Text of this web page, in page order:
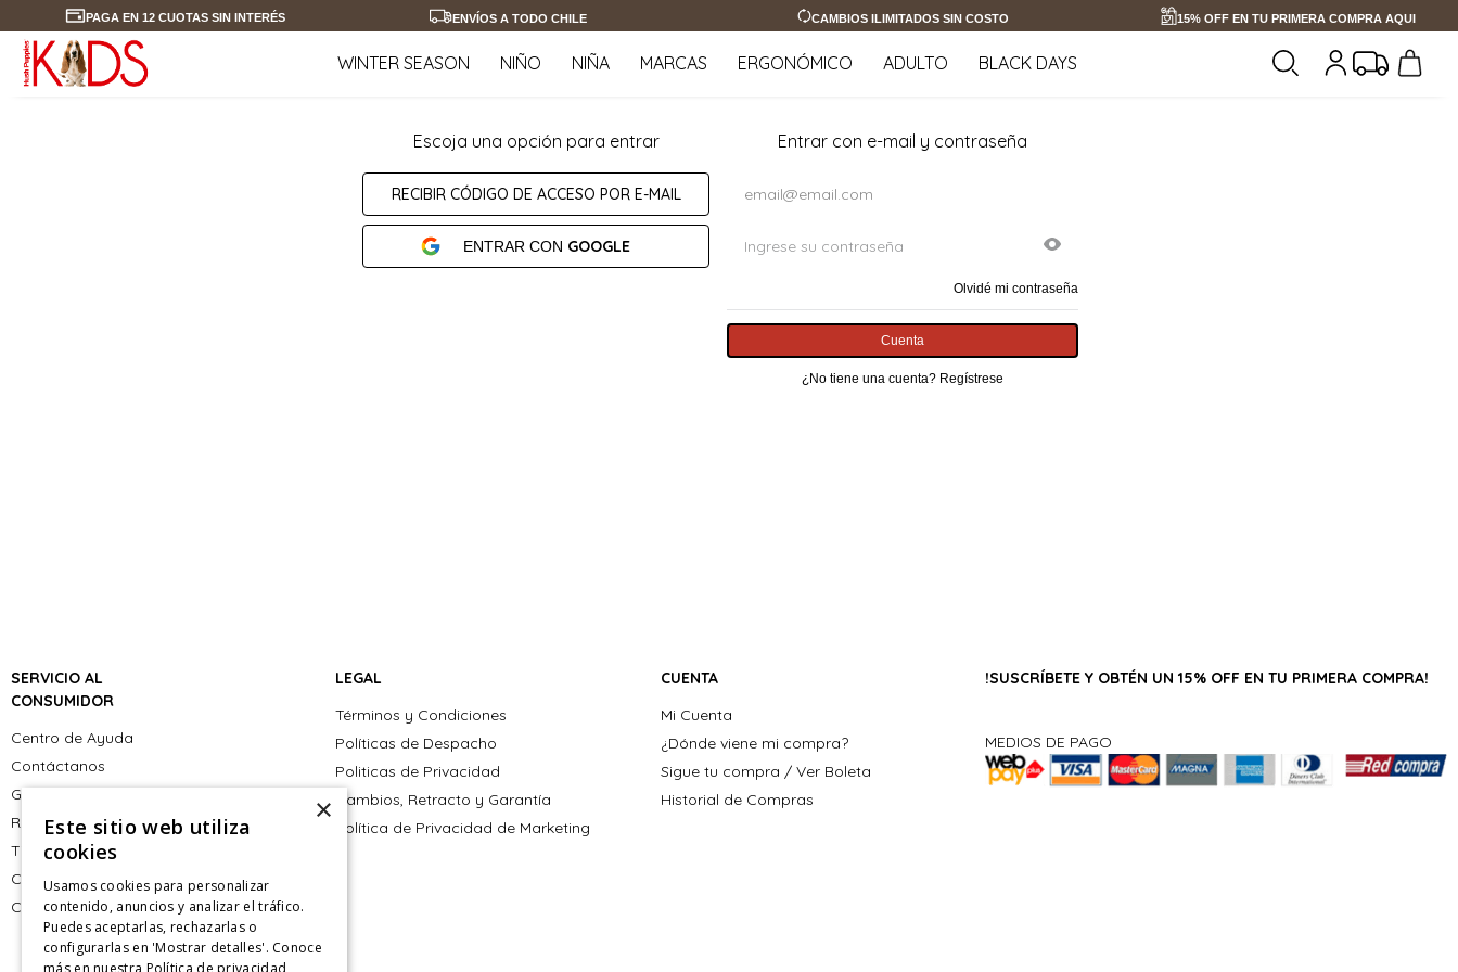
PAGA EN 12 CUOTAS SIN INTERÉS ENVÍOS A TODO CHILE CAMBIOS ILIMITADOS SIN COSTO 15% OFF EN TU PRIMERA COMPRA AQUI
WINTER SEASON NIÑO NIÑA MARCAS ERGONÓMICO ADULTO BLACK DAYS
Escoja una opción para entrar
RECIBIR CÓDIGO DE ACCESO POR E-MAIL
ENTRAR CON GOOGLE
Entrar con e-mail y contraseña
Olvidé mi contraseña
Cuenta
¿No tiene una cuenta? Regístrese
SERVICIO AL
CONSUMIDOR
Centro de Ayuda
Contáctanos
Giftcard
Retiro en tienda
Tiendas
CyberMonday
CyberDay
LEGAL
Términos y Condiciones
Políticas de Despacho
Politicas de Privacidad
Cambios, Retracto y Garantía
Política de Privacidad de Marketing
CUENTA
Mi Cuenta
¿Dónde viene mi compra?
Sigue tu compra / Ver Boleta
Historial de Compras
!SUSCRÍBETE Y OBTÉN UN 15% OFF EN TU PRIMERA COMPRA!
MEDIOS DE PAGO
×
Este sitio web utiliza
cookies
Usamos cookies para personalizar
contenido, anuncios y analizar el tráfico.
Puedes aceptarlas, rechazarlas o
configurarlas en 'Mostrar detalles'. Conoce
más en nuestra Política de privacidad